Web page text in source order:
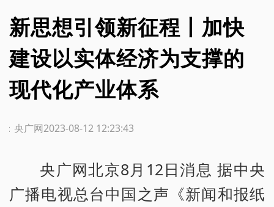
新思想引领新征程丨加快
建设以实体经济为支撑的
现代化产业体系
2023-08-12 12:23:43
：央广网
央广网北京8月12日消息 据中央
广播电视总台中国之声《新闻和报纸